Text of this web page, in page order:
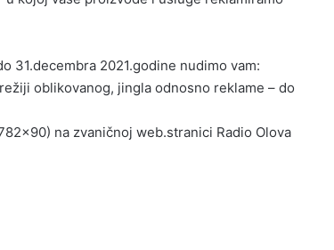
31.decembra 2021.godine nudimo vam:
oblikovanog, jingla odnosno reklame – do
na zvaničnoj web.stranici Radio Olova